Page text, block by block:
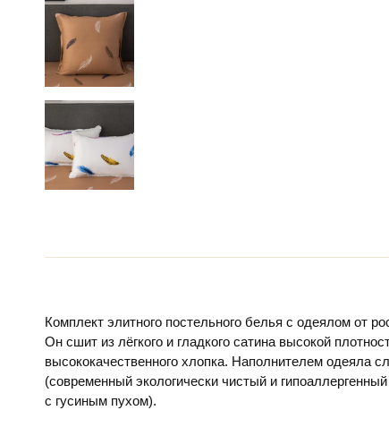
Комплект элитного постельного белья с одеялом от
Он сшит из лёгкого и гладкого сатина высокой
высококачественного хлопка. Наполнителем одеяла
(современный экологически чистый и
с гусиным пухом).